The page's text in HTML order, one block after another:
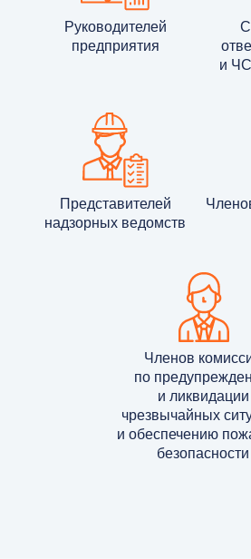
Руководителей
предприятия
и
Представителей
надзорных ведомств
Членов
по
и ликвидации
чрезвычайных
и обеспечению
безопасности